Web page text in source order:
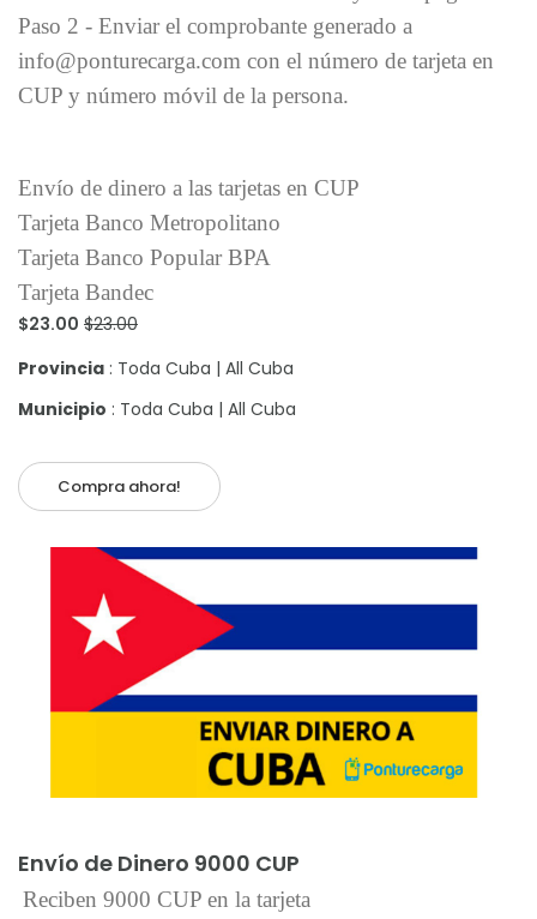
Paso 2 - Enviar el comprobante generado a
info@ponturecarga.com con el número de tarjeta en
CUP y número móvil de la persona.
Envío de dinero a las tarjetas en CUP
Tarjeta Banco Metropolitano
Tarjeta Banco Popular BPA
Tarjeta Bandec
$23.00 $23.00
Provincia : Toda Cuba | All Cuba
Municipio : Toda Cuba | All Cuba
Compra ahora!
Envío de Dinero 9000 CUP
Reciben 9000 CUP en la tarjeta